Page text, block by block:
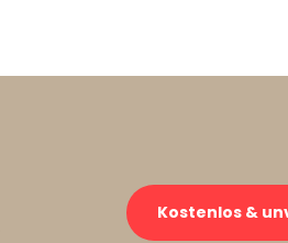
Kostenlos &